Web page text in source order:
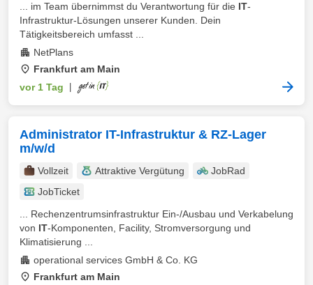
... im Team übernimmst du Verantwortung für die IT-
Infrastruktur-Lösungen unserer Kunden. Dein
Tätigkeitsbereich umfasst ...
NetPlans
Frankfurt am Main
vor 1 Tag
Administrator IT-Infrastruktur & RZ-Lager
m/w/d
Vollzeit Attraktive Vergütung
JobRad
JobTicket
... Rechenzentrumsinfrastruktur Ein-/Ausbau und Verkabelung
von IT-Komponenten, Facility, Stromversorgung und
Klimatisierung ...
operational services GmbH & Co. KG
Frankfurt am Main